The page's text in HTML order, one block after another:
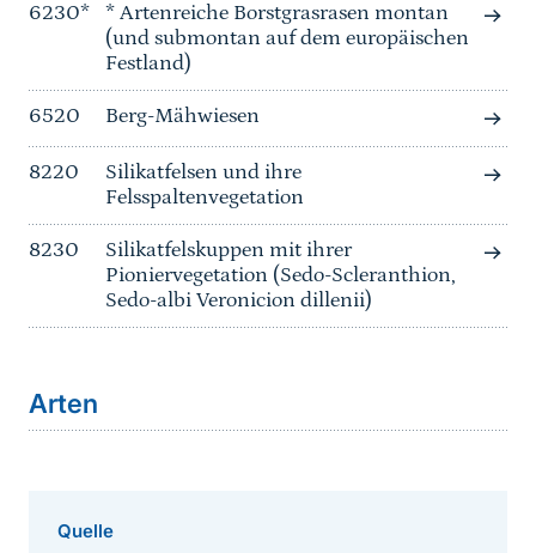
6230*
* Artenreiche Borstgrasrasen montan
(und submontan auf dem europäischen
Festland)
6520 Berg-Mähwiesen
8220
Silikatfelsen und ihre
Felsspaltenvegetation
8230
Silikatfelskuppen mit ihrer
Pioniervegetation (Sedo-Scleranthion,
Sedo-albi Veronicion dillenii)
Arten
Quelle